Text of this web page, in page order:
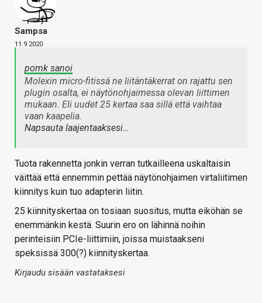
Sampsa
11.9.2020
pomk sanoi
Molexin micro-fitissä ne liitäntäkerrat on rajattu sen
plugin osalta, ei näytönohjaimessa olevan liittimen
mukaan. Eli uudet 25 kertaa saa sillä että vaihtaa
vaan kaapelia.
Napsauta laajentaaksesi…
Tuota rakennetta jonkin verran tutkailleena uskaltaisin
väittää että ennemmin pettää näytönohjaimen virtaliitimen
kiinnitys kuin tuo adapterin liitin.
25 kiinnityskertaa on tosiaan suositus, mutta eiköhän se
enemmänkin kestä. Suurin ero on lähinnä noihin
perinteisiin PCIe-liittimiin, joissa muistaakseni
speksissä 300(?) kiinnityskertaa.
Kirjaudu sisään vastataksesi